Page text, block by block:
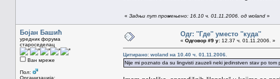
« Задњи пут промењено: 16.10 ч. 01.11.2006. од woland »
Бојан Башић
уредник форума
староседелац
Ван мреже
Пол:
Организација:
Одг: ''Где'' уместо ''куда''
« Одговор #9 у: 12.37 ч. 01.11.2006. »
Цитирано: woland на 10.40 ч. 01.11.2006.
Nije mi poznato da su lingvisti zauzeli neki jedinstven stav po